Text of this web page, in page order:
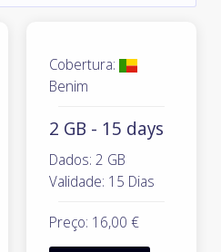
Cobertura:
Benim
2 GB - 15 days
Dados: 2 GB
Validade: 15 Dias
Preço: 16,00 €